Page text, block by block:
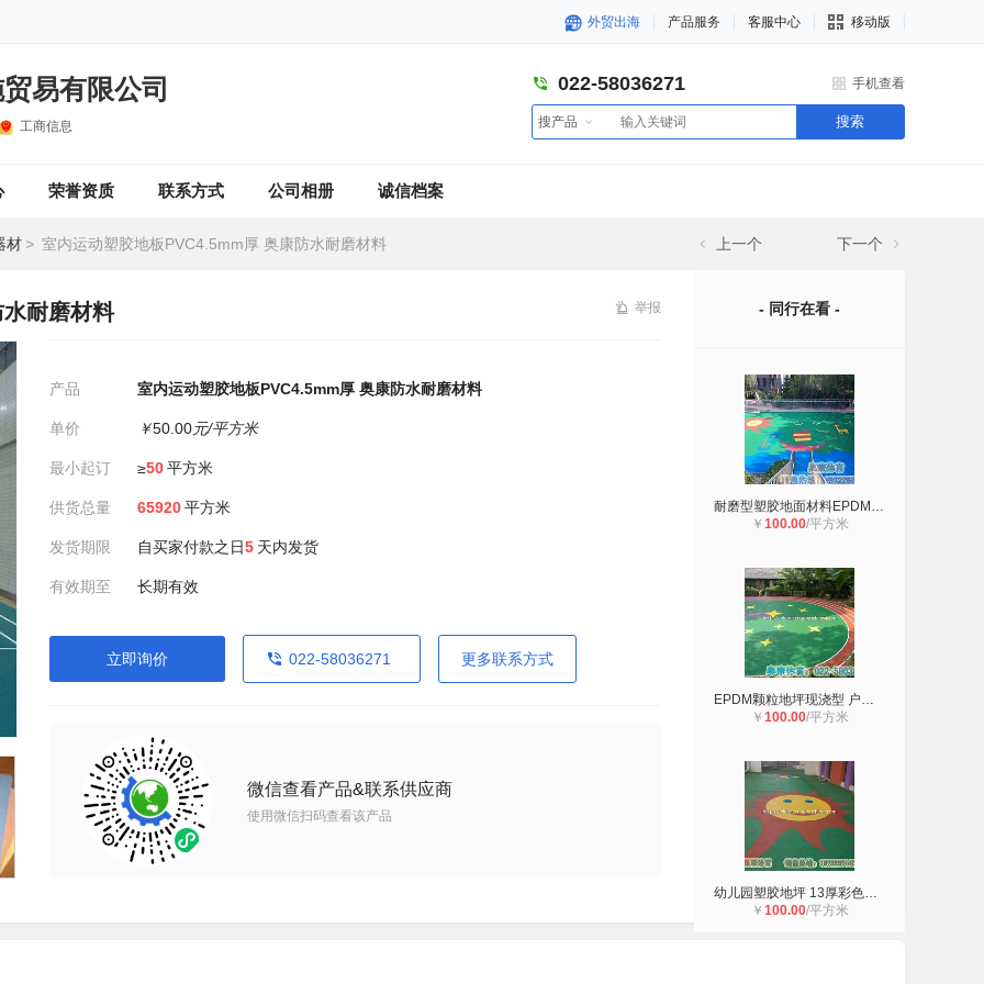
外贸出海 产品服务 客服中心 移动版
易有限公司
工商信息
022-58036271 手机查看
搜产品 搜索
荣誉资质 联系方式 公司相册 诚信档案
材 > 室内运动塑胶地板PVC4.5mm厚 奥康防水耐磨材料 上一个 下一个
耐磨材料 举报
产品 室内运动塑胶地板PVC4.5mm厚 奥康防水耐磨材料
单价 ￥50.00元/平方米
最小起订 ≥50平方米
供货总量 65920平方米
发货期限 自买家付款之日5 天内发货
有效期至 长期有效
立即询价 022-58036271 更多联系方式
微信查看产品&联系供应商
使用微信扫码查看该产品
- 同行在看 -
耐磨型塑胶地面材料EPDM地垫 户外橡
￥ 100.00/平方米
EPDM颗粒地坪现浇型 户外休闲公园防
￥ 100.00/平方米
幼儿园塑胶地坪 13厚彩色塑胶颗粒地
￥ 100.00/平方米